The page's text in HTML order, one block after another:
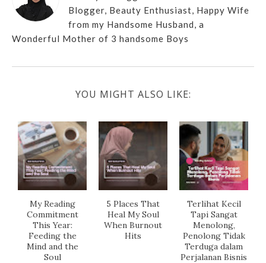
Blogger, Beauty Enthusiast, Happy Wife
from my Handsome Husband, a
Wonderful Mother of 3 handsome Boys
YOU MIGHT ALSO LIKE:
My Reading
Commitment
This Year:
Feeding the
Mind and the
Soul
5 Places That
Heal My Soul
When Burnout
Hits
Terlihat Kecil
Tapi Sangat
Menolong,
Penolong Tidak
Terduga dalam
Perjalanan Bisnis